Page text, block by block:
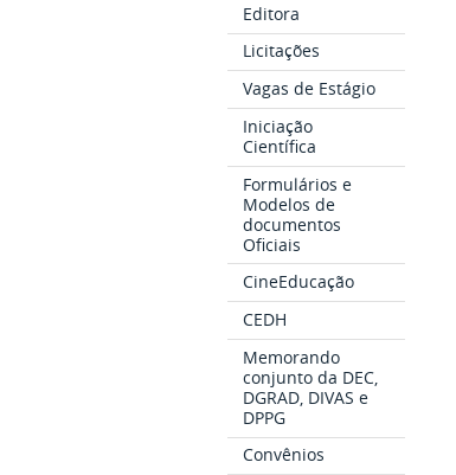
Editora
Licitações
Vagas de Estágio
Iniciação
Científica
Formulários e
Modelos de
documentos
Oficiais
CineEducação
CEDH
Memorando
conjunto da DEC,
DGRAD, DIVAS e
DPPG
Convênios